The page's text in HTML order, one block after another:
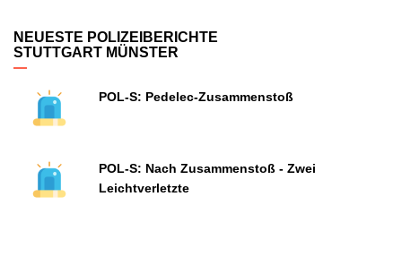
NEUESTE POLIZEIBERICHTE
STUTTGART MÜNSTER
POL-S: Pedelec-Zusammenstoß
POL-S: Nach Zusammenstoß - Zwei
Leichtverletzte